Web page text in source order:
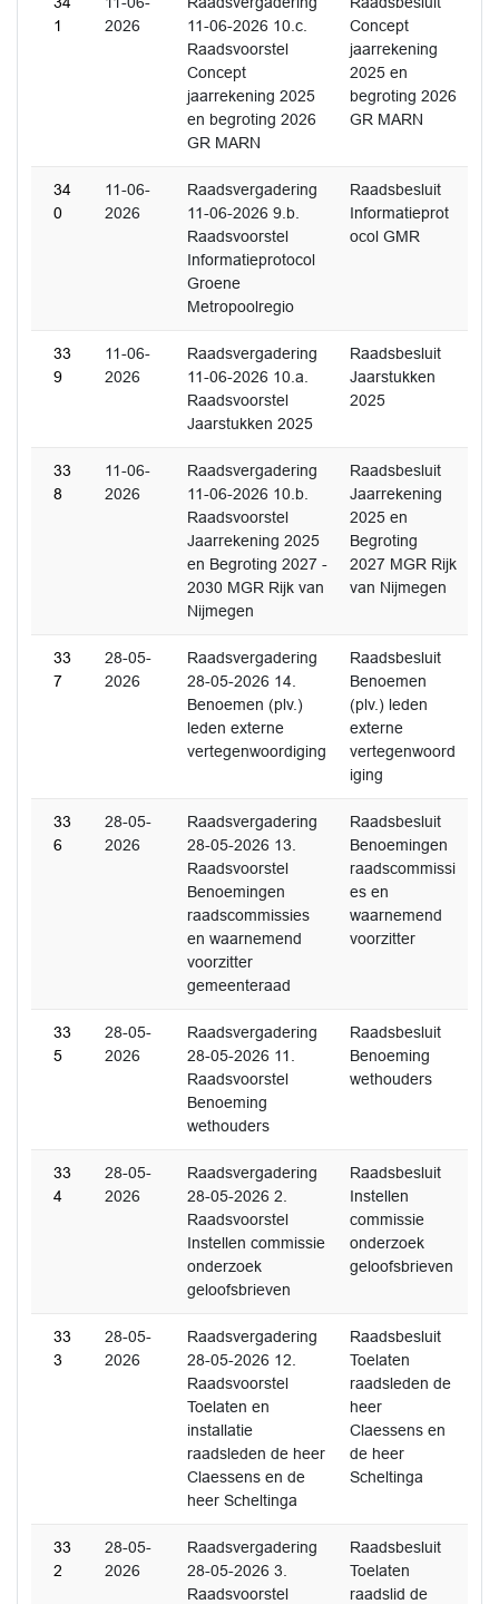
1
2026
11-06-2026 10.c.
Raadsvoorstel
Concept
jaarrekening 2025
en begroting 2026
GR MARN
Concept
jaarrekening
2025 en
begroting 2026
GR MARN
34
0
11-06-
2026
Raadsvergadering
11-06-2026 9.b.
Raadsvoorstel
Informatieprotocol
Groene
Metropoolregio
Raadsbesluit
Informatieprot
ocol GMR
33
9
11-06-
2026
Raadsvergadering
11-06-2026 10.a.
Raadsvoorstel
Jaarstukken 2025
Raadsbesluit
Jaarstukken
2025
33
8
11-06-
2026
Raadsvergadering
11-06-2026 10.b.
Raadsvoorstel
Jaarrekening 2025
en Begroting 2027 -
2030 MGR Rijk van
Nijmegen
Raadsbesluit
Jaarrekening
2025 en
Begroting
2027 MGR Rijk
van Nijmegen
33
7
28-05-
2026
Raadsvergadering
28-05-2026 14.
Benoemen (plv.)
leden externe
vertegenwoordiging
Raadsbesluit
Benoemen
(plv.) leden
externe
vertegenwoord
iging
33
6
28-05-
2026
Raadsvergadering
28-05-2026 13.
Raadsvoorstel
Benoemingen
raadscommissies
en waarnemend
voorzitter
gemeenteraad
Raadsbesluit
Benoemingen
raadscommissi
es en
waarnemend
voorzitter
33
5
28-05-
2026
Raadsvergadering
28-05-2026 11.
Raadsvoorstel
Benoeming
wethouders
Raadsbesluit
Benoeming
wethouders
33
4
28-05-
2026
Raadsvergadering
28-05-2026 2.
Raadsvoorstel
Instellen commissie
onderzoek
geloofsbrieven
Raadsbesluit
Instellen
commissie
onderzoek
geloofsbrieven
33
3
28-05-
2026
Raadsvergadering
28-05-2026 12.
Raadsvoorstel
Toelaten en
installatie
raadsleden de heer
Claessens en de
heer Scheltinga
Raadsbesluit
Toelaten
raadsleden de
heer
Claessens en
de heer
Scheltinga
33
2
28-05-
2026
Raadsvergadering
28-05-2026 3.
Raadsvoorstel
Raadsbesluit
Toelaten
raadslid de